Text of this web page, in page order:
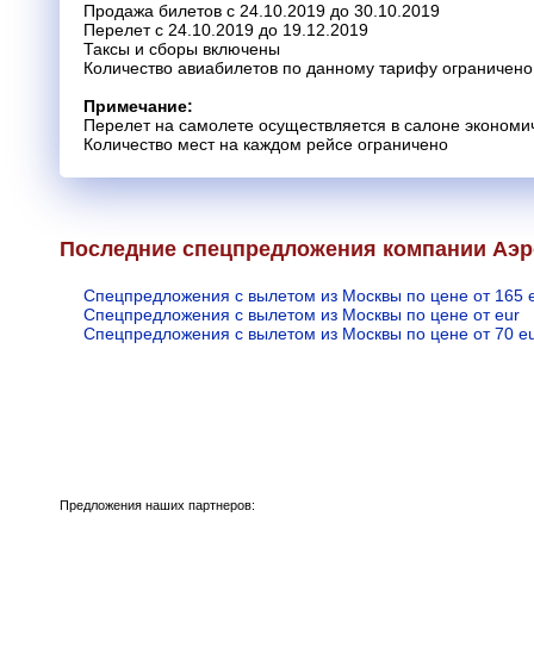
Продажа билетов с 24.10.2019 до 30.10.2019
Перелет с 24.10.2019 до 19.12.2019
Таксы и сборы включены
Количество авиабилетов по данному тарифу
Примечание:
Перелет на самолете осуществляется в салоне
Количество мест на каждом рейсе ограничено
Последние спецпредложения компании
Спецпредложения с вылетом из Москвы по цене от 165
Спецпредложения с вылетом из Москвы по цене от eur
Спецпредложения с вылетом из Москвы по цене от 70
Предложения наших партнеров: